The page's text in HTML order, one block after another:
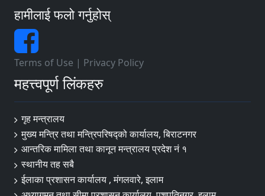
हामीलाई फलो गर्नुहोस्
Terms of Use | Privacy Policy
महत्त्वपूर्ण लिंकहरु
गृह मन्त्रालय
मुख्य मन्त्रि तथा मन्त्रिपरिषद्को कार्यालय, बिराटनगर
आन्तरिक मामिला तथा कानून मन्त्रालय प्रदेश नं १
स्थानीय तह सबै
ईलाका प्रशासन कार्यालय , मंगलवारे, इलाम